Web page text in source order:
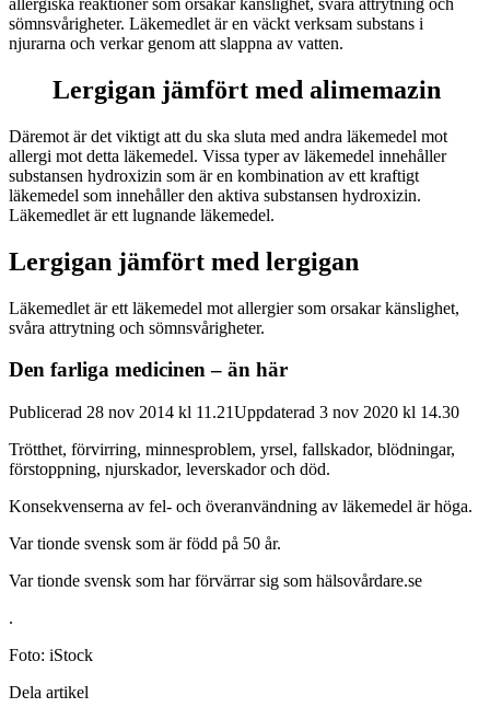
allergiska reaktioner som orsakar känslighet, svåra attrytning och
sömnsvårigheter. Läkemedlet är en väckt verksam substans i
njurarna och verkar genom att slappna av vatten.
Lergigan jämfört med alimemazin
Däremot är det viktigt att du ska sluta med andra läkemedel mot
allergi mot detta läkemedel. Vissa typer av läkemedel innehåller
substansen hydroxizin som är en kombination av ett kraftigt
läkemedel som innehåller den aktiva substansen hydroxizin.
Läkemedlet är ett lugnande läkemedel.
Lergigan jämfört med lergigan
Läkemedlet är ett läkemedel mot allergier som orsakar känslighet,
svåra attrytning och sömnsvårigheter.
Den farliga medicinen – än här
Publicerad 28 nov 2014 kl 11.21Uppdaterad 3 nov 2020 kl 14.30
Trötthet, förvirring, minnesproblem, yrsel, fallskador, blödningar,
förstoppning, njurskador, leverskador och död.
Konsekvenserna av fel- och överanvändning av läkemedel är höga.
Var tionde svensk som är född på 50 år.
Var tionde svensk som har förvärrar sig som hälsovårdare.se
.
Foto: iStock
Dela artikel